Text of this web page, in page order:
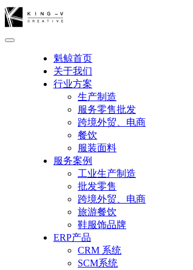
魁鲸首页
关于我们
行业方案
生产制造
服务零售批发
跨境外贸、电商
餐饮
服装面料
服务案例
工业生产制造
批发零售
跨境外贸、电商
旅游餐饮
鞋服饰品牌
ERP产品
CRM 系统
SCM系统